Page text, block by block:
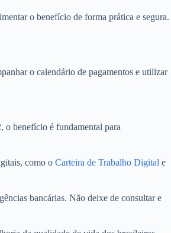
o benefício de forma prática e segura.
o calendário de pagamentos e utilizar
o benefício é fundamental para
como o Carteira de Trabalho Digital e
bancárias. Não deixe de consultar e